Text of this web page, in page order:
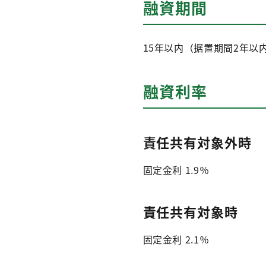
融資期間
15年以内（据置期間2年以
融資利率
責任共有対象外時
固定金利 1.9％
責任共有対象時
固定金利 2.1％